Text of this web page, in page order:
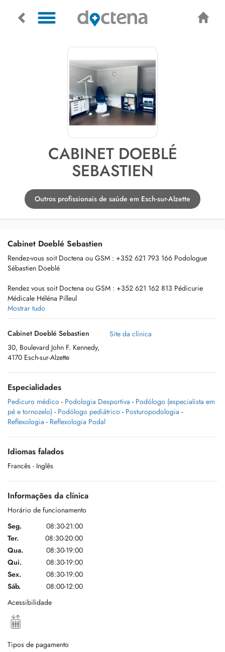
CABINET DOEBLÉ
SEBASTIEN
Outros profissionais de saúde em Esch-sur-Alzette
Cabinet Doeblé Sebastien
Rendez-vous soit Doctena ou GSM : +352 621 793 166 Podologue
Sébastien Doeblé
Rendez vous soit Doctena ou GSM : +352 621 162 813 Pédicurie
Médicale Héléna Pilleul
Information complémentaire, voir Site Web
2 praticiens de santé pour vous aider dans vos besoins de santé :
soigne via le prisme de l'analyse posturologique), Posturothérapeute
(Posturopodie & PNS). Podologue du sport via un diplôme
universitaire en Podologie du sport et expert en podopédiatrie via
analyse réflexe archiaque sur le membre inférieur de l'enfant.
plantaire, orthopodologie.
Sur emploi du temps, si vous ne trouvez pas de Rdv en pédicurie avec
Podologue Sébastien Doeblé, vérifier l'emploi du temps de sa
collègue, Héléna Pilleul, pédicure médicale spécialisée.
Mostrar tudo
Cabinet Doeblé Sebastien
30, Boulevard John F. Kennedy,
4170 Esch-sur-Alzette
Site da clínica
Especialidades
Pedicuro médico - Podologia Desportiva - Podólogo (especialista em
pé e tornozelo) - Podólogo pediátrico - Posturopodologia -
Reflexologia - Reflexologia Podal
Idiomas falados
Francês - Inglês
Informações da clínica
Horário de funcionamento
Seg.
08:30-21:00
Ter.
08:30-20:00
Qua.
08:30-19:00
Qui.
08:30-19:00
Sex.
08:30-19:00
Sáb.
08:00-12:00
Acessibilidade
Tipos de pagamento